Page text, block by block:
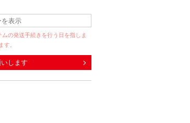
の発送手続きを行う日を指しま
す。
します